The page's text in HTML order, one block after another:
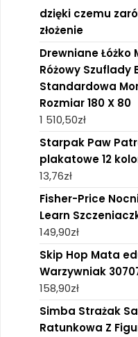
dzięki czemu
złożenie
Drewniane Łóżko
Różowy Szuflady
Standardowa
Rozmiar 180 X 80
1 510,50zł
Starpak Paw
plakatowe 12
13,76zł
Fisher-Price
Learn
149,90zł
Skip Hop Mata
Warzywniak
158,90zł
Simba Strażak
Ratunkowa Z